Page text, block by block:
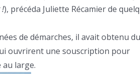
!), précéda Juliette Récamier de
de démarches, il avait obtenu du
ouvrirent une souscription pour
au large.